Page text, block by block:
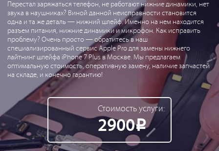
Перестал заряжаться телефон, не работают нижние динамики, нет
звука в наушниках? Виной данной неисправности становится
одна и та же деталь — нижний шлейф. Именно на нем находится
разъем питания, нижние динамики и микрофон. Как исправить
проблему? Очень просто — обратитесь в наш
специализированный сервис Apple Pro для замены нижнего
лайтнинг шлейфа iPhone 7 Plus в Москве. Мы предлагаем
оптимальную стоимость, оперативную замену, наличие запчастей
на складе, и конечно гарантию!
Стоимость услуги:
2900Р